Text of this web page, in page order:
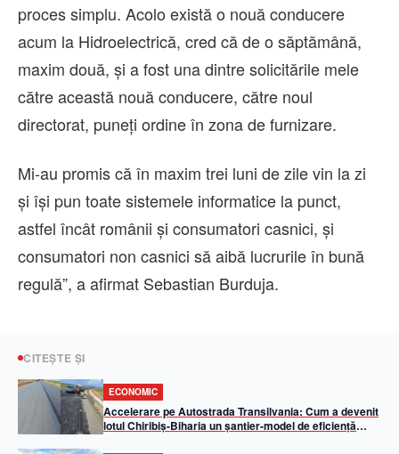
proces simplu. Acolo există o nouă conducere
acum la Hidroelectrică, cred că de o săptămână,
maxim două, şi a fost una dintre solicitările mele
către această nouă conducere, către noul
directorat, puneţi ordine în zona de furnizare.
Mi-au promis că în maxim trei luni de zile vin la zi
şi îşi pun toate sistemele informatice la punct,
astfel încât românii şi consumatori casnici, şi
consumatori non casnici să aibă lucrurile în bună
regulă”, a afirmat Sebastian Burduja.
CITEȘTE ȘI
ECONOMIC
Accelerare pe Autostrada Transilvania: Cum a devenit
lotul Chiribiș-Biharia un șantier-model de eficiență